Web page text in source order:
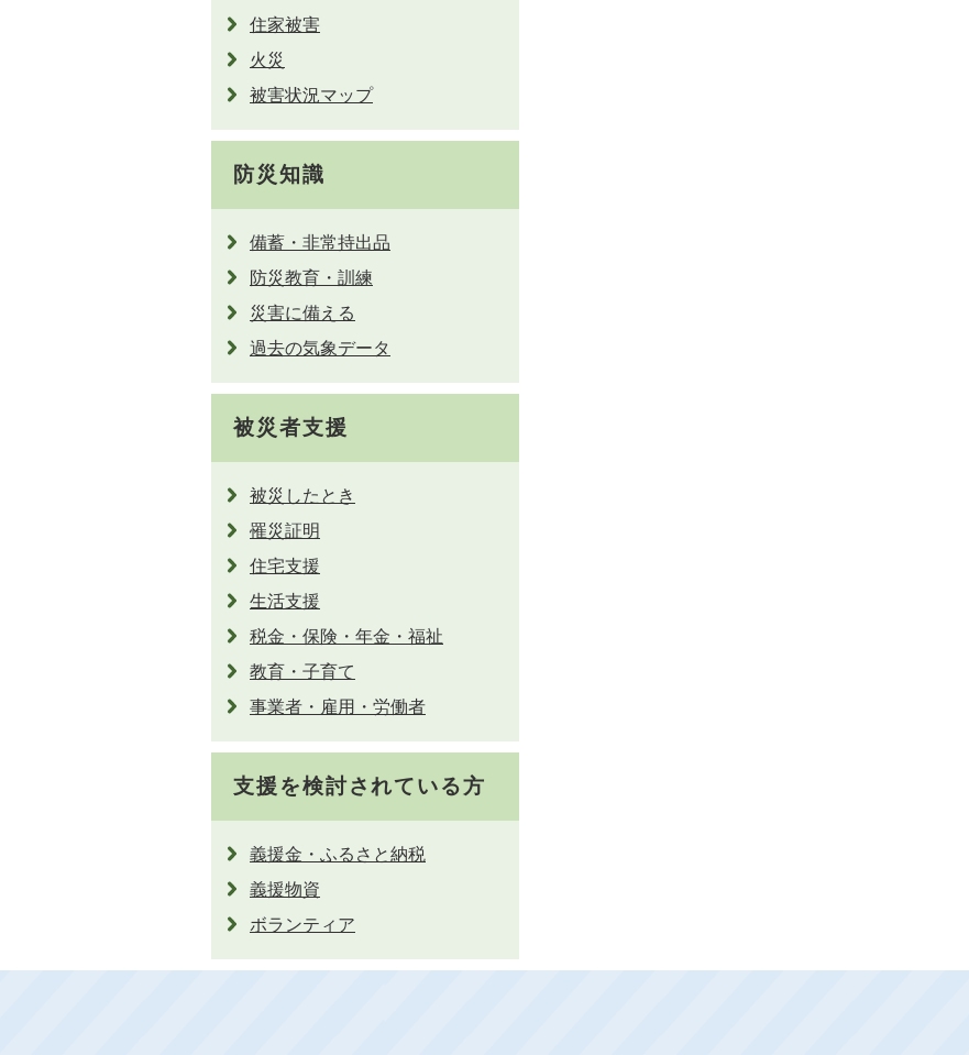
住家被害
火災
被害状況マップ
防災知識
備蓄・非常持出品
防災教育・訓練
災害に備える
過去の気象データ
被災者支援
被災したとき
罹災証明
住宅支援
生活支援
税金・保険・年金・福祉
教育・子育て
事業者・雇用・労働者
支援を検討されている方
義援金・ふるさと納税
義援物資
ボランティア